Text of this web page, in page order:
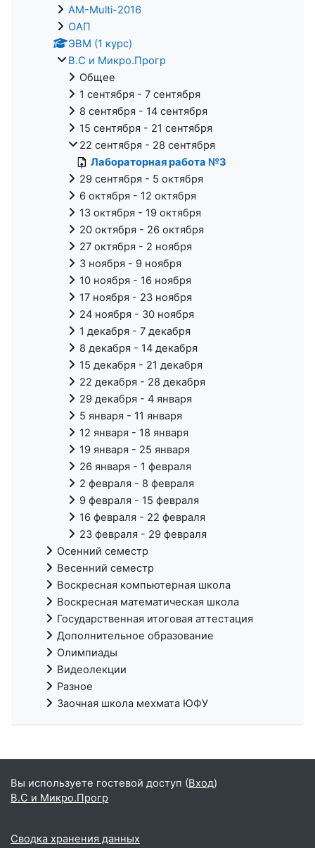
AM-Multi-2016
ОАП
ЭВМ (1 курс)
В.С и Микро.Прогр
Общее
1 сентября - 7 сентября
8 сентября - 14 сентября
15 сентября - 21 сентября
22 сентября - 28 сентября
Лабораторная работа №3
29 сентября - 5 октября
6 октября - 12 октября
13 октября - 19 октября
20 октября - 26 октября
27 октября - 2 ноября
3 ноября - 9 ноября
10 ноября - 16 ноября
17 ноября - 23 ноября
24 ноября - 30 ноября
1 декабря - 7 декабря
8 декабря - 14 декабря
15 декабря - 21 декабря
22 декабря - 28 декабря
29 декабря - 4 января
5 января - 11 января
12 января - 18 января
19 января - 25 января
26 января - 1 февраля
2 февраля - 8 февраля
9 февраля - 15 февраля
16 февраля - 22 февраля
23 февраля - 29 февраля
Осенний семестр
Весенний семестр
Воскресная компьютерная школа
Воскресная математическая школа
Государственная итоговая аттестация
Дополнительное образование
Олимпиады
Видеолекции
Разное
Заочная школа мехмата ЮФУ
Вы используете гостевой доступ (Вход)
В.С и Микро.Прогр
Сводка хранения данных